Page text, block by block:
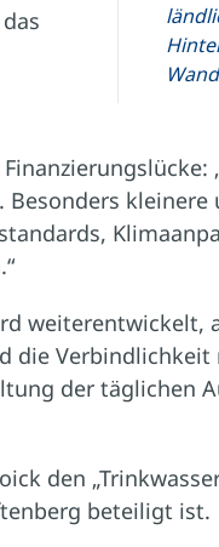
weiterentwickelt,
Verbindlichkeit
der täglichen
den
beteiligt ist.